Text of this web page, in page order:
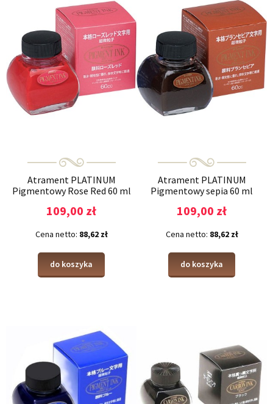
Atrament PLATINUM
Pigmentowy Rose Red 60 ml
109,00 zł
Cena netto: 88,62 zł
do koszyka
Atrament PLATINUM
Pigmentowy sepia 60 ml
109,00 zł
Cena netto: 88,62 zł
do koszyka